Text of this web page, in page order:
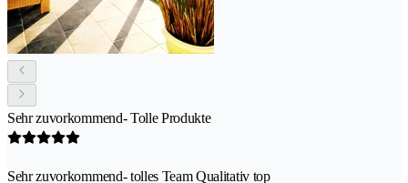
Sehr zuvorkommend- Tolle Produkte
Sehr zuvorkommend- tolles Team Qualitativ top